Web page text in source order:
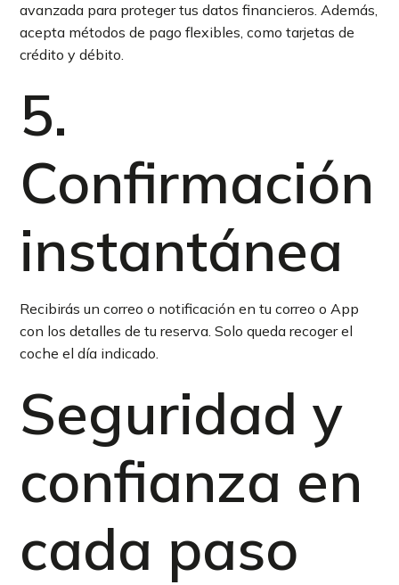
avanzada para proteger tus datos financieros. Además,
acepta métodos de pago flexibles, como tarjetas de
crédito y débito.
5.
Confirmación
instantánea
Recibirás un correo o notificación en tu correo o App
con los detalles de tu reserva. Solo queda recoger el
coche el día indicado.
Seguridad y
confianza en
cada paso